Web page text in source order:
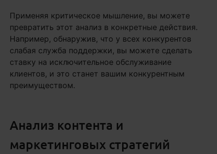
Применяя критическое мышление, вы можете
превратить этот анализ в конкретные действия.
Например, обнаружив, что у всех конкурентов
слабая служба поддержки, вы можете сделать
ставку на исключительное обслуживание
клиентов, и это станет вашим конкурентным
преимуществом.
Анализ контента и
маркетинговых стратегий